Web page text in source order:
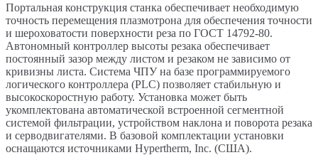
Портальная конструкция станка обеспечивает необходимую
точность перемещения плазмотрона для обеспечения точности
и шероховатости поверхности реза по ГОСТ 14792-80.
Автономный контроллер высоты резака обеспечивает
постоянный зазор между листом и резаком не зависимо от
кривизны листа. Система ЧПУ на базе программируемого
логического контроллера (PLC) позволяет стабильную и
высокоскоростную работу. Установка может быть
укомплектована автоматической встроенной сегментной
системой фильтрации, устройством наклона и поворота резака
и серводвигателями. В базовой комплектации установки
оснащаются источниками Hypertherm, Inc. (США).